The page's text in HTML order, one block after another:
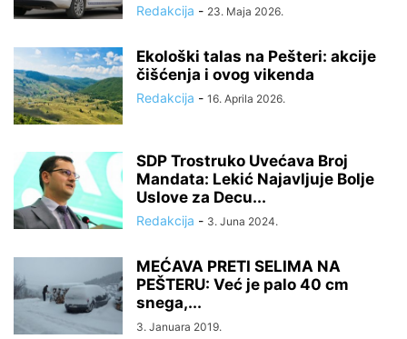
Redakcija - 23. Maja 2026.
Ekološki talas na Pešteri: akcije
čišćenja i ovog vikenda
Redakcija - 16. Aprila 2026.
SDP Trostruko Uvećava Broj
Mandata: Lekić Najavljuje Bolje
Uslove za Decu...
Redakcija - 3. Juna 2024.
MEĆAVA PRETI SELIMA NA
PEŠTERU: Već je palo 40 cm
snega,...
3. Januara 2019.